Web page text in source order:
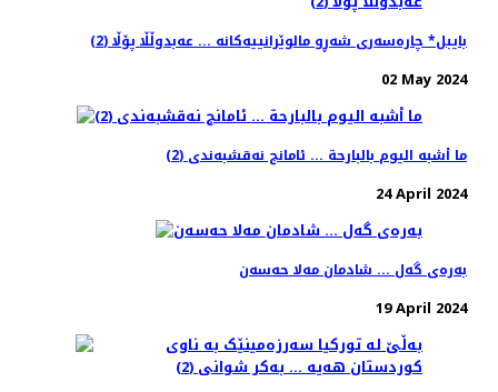
بایبل* چارەسەری شەڕو مالوێرانییەکانە ... عەبدوڵڵا پۆڵا (2)
02 May 2024
ما أشبه الیوم بالبارحة ... ئامانج نەقشبەندی (2)
24 April 2024
بەرەی گەل ... شادمان مەلا حەسەن
19 April 2024